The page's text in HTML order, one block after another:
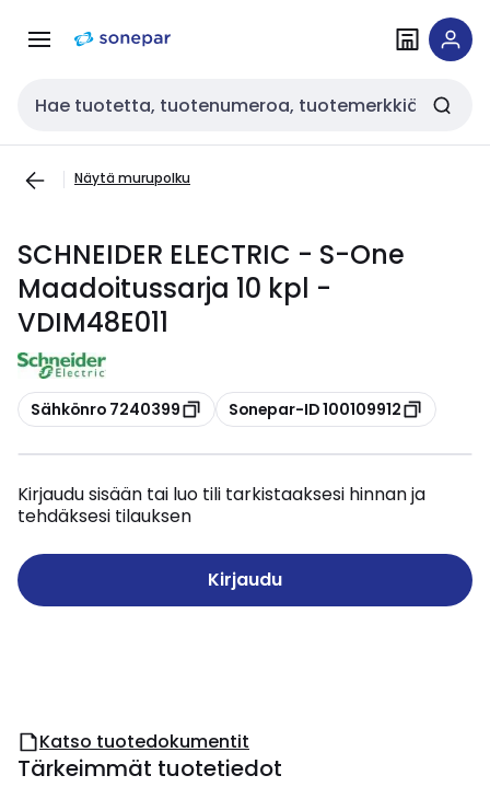
navigointiinsisältöön
Haku
Näytä murupolku
SCHNEIDER ELECTRIC - S-One
Maadoitussarja 10 kpl -
VDIM48E011
Kopioi
Sähkönro 7240399 Kopioi
Sonepar-ID 100109912
Kirjaudu sisään tai luo tili tarkistaaksesi hinnan ja
tehdäksesi tilauksen
Kirjaudu
Katso tuotedokumentit
Tärkeimmät tuotetiedot